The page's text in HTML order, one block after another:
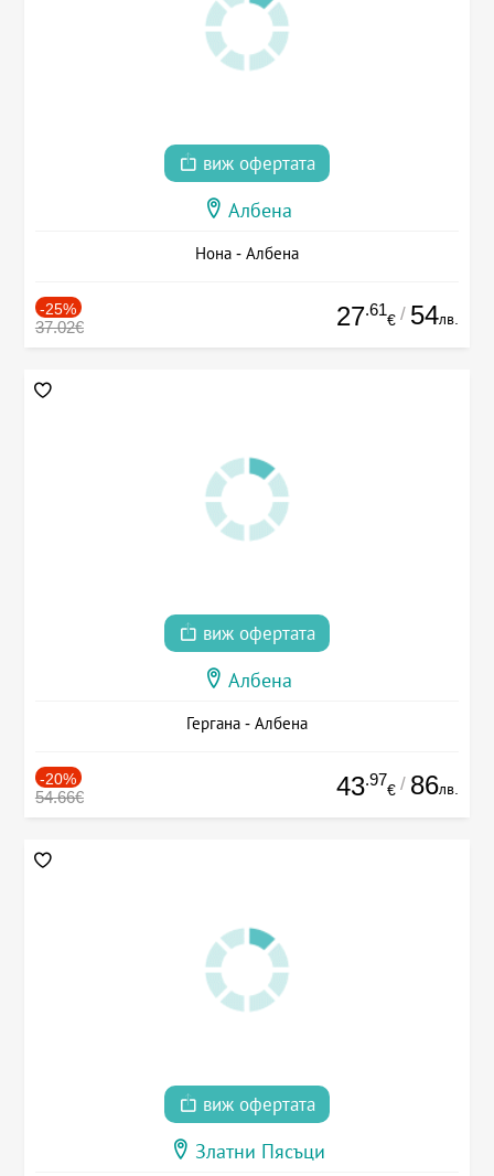
виж офертата
Албена
Нона - Албена
-25%
37.02€ 27.61
€ / 54лв.
виж офертата
Албена
Гергана - Албена
-20%
54.66€ 43.97
€ / 86лв.
виж офертата
Златни Пясъци